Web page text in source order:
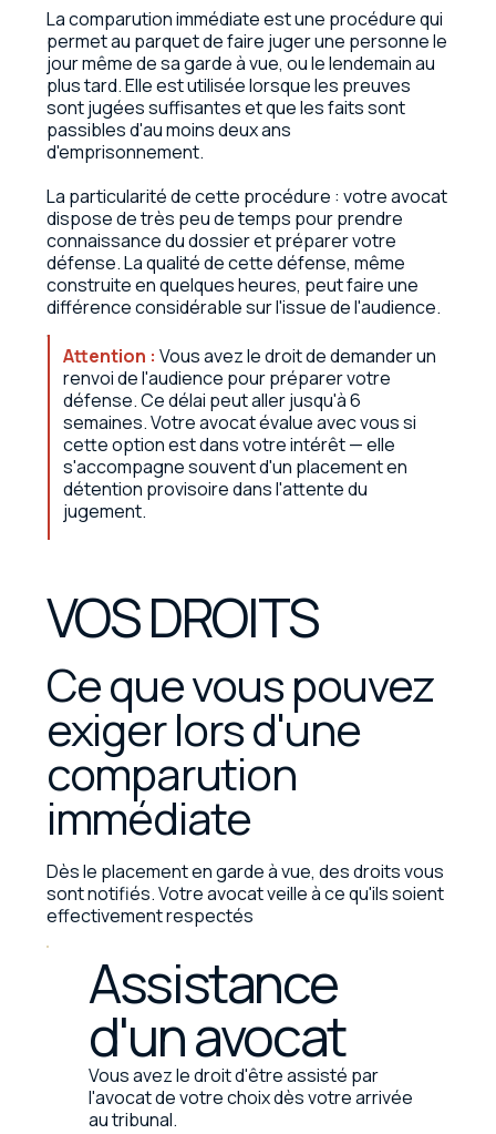
La comparution immédiate est une procédure qui
permet au parquet de faire juger une personne le
jour même de sa garde à vue, ou le lendemain au
plus tard. Elle est utilisée lorsque les preuves
sont jugées suffisantes et que les faits sont
passibles d'au moins deux ans
d'emprisonnement.
La particularité de cette procédure : votre avocat
dispose de très peu de temps pour prendre
connaissance du dossier et préparer votre
défense. La qualité de cette défense, même
construite en quelques heures, peut faire une
différence considérable sur l'issue de l'audience.
Attention : Vous avez le droit de demander un
renvoi de l'audience pour préparer votre
défense. Ce délai peut aller jusqu'à 6
semaines. Votre avocat évalue avec vous si
cette option est dans votre intérêt — elle
s'accompagne souvent d'un placement en
détention provisoire dans l'attente du
jugement.
VOS DROITS
Ce que vous pouvez
exiger lors d'une
comparution
immédiate
Dès le placement en garde à vue, des droits vous
sont notifiés. Votre avocat veille à ce qu'ils soient
effectivement respectés
Assistance
d'un avocat
Vous avez le droit d'être assisté par
l'avocat de votre choix dès votre arrivée
au tribunal.